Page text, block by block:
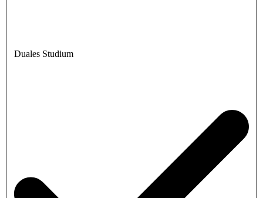
Duales Studium